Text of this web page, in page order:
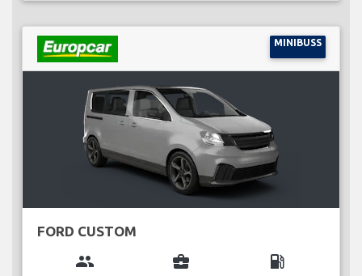
MINIBUSS
FORD CUSTOM
group business_center local_gas_station